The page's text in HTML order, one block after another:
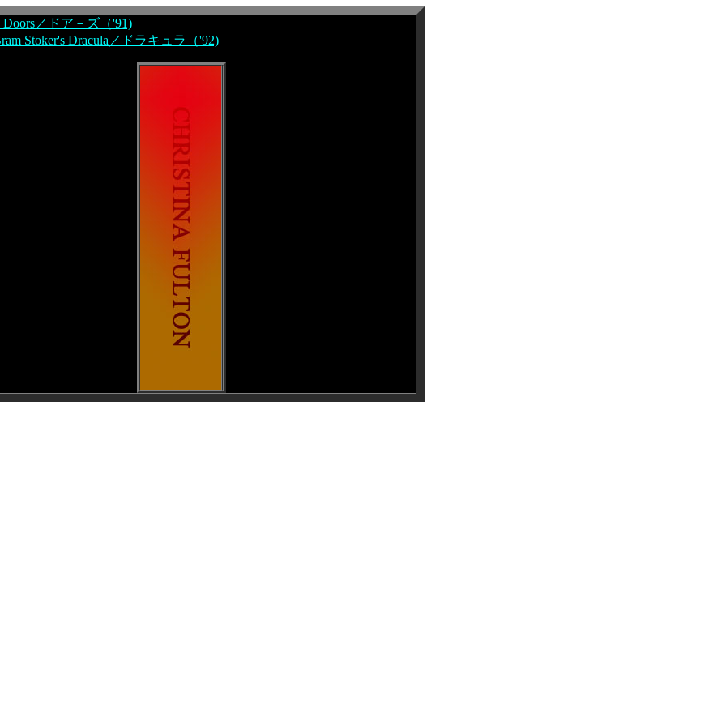
Doors／ドア－ズ（'91)
Stoker's Dracula／ドラキュラ（'92)